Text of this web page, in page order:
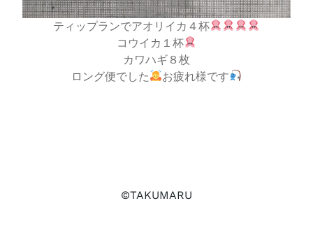
ティップランでアオリイカ４杯
コウイカ１杯
カワハギ８枚
ロング便でした
お疲れ様です
©TAKUMARU